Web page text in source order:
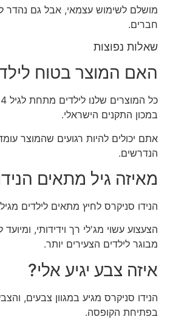
מושלם לשימוש עצמאי, אבל גם
חברים.
שאלות נפוצות
האם המוצר בטוח
במכון התקנים הישראלי.
אתם יכולים להיות רגועים שהמוצר
הנדרשים.
מאיזה גיל מתאים
הנידו סניקרס לחיץ מתאים לילדים מגיל 3 ומעלה.
הצעצוע עשוי מג'לי רך וידידותי,
מבוגר לילדים הצעירים יותר.
איזה צבע יגיע אלי?
הנידו סניקרס מגיע במגוון צבעים,
בפתיחת הקופסה.